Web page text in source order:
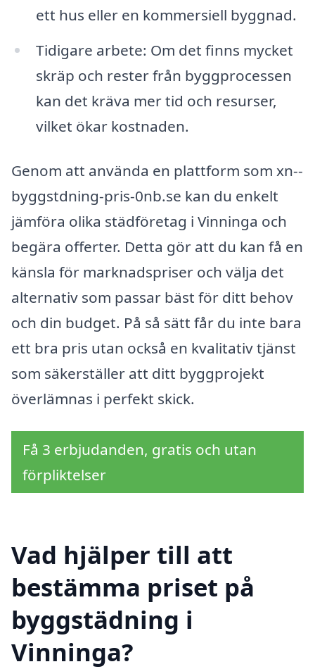
ett hus eller en kommersiell byggnad.
Tidigare arbete: Om det finns mycket
skräp och rester från byggprocessen
kan det kräva mer tid och resurser,
vilket ökar kostnaden.
Genom att använda en plattform som xn--
byggstdning-pris-0nb.se kan du enkelt
jämföra olika städföretag i Vinninga och
begära offerter. Detta gör att du kan få en
känsla för marknadspriser och välja det
alternativ som passar bäst för ditt behov
och din budget. På så sätt får du inte bara
ett bra pris utan också en kvalitativ tjänst
som säkerställer att ditt byggprojekt
överlämnas i perfekt skick.
Få 3 erbjudanden, gratis och utan
förpliktelser
Vad hjälper till att
bestämma priset på
byggstädning i
Vinninga?